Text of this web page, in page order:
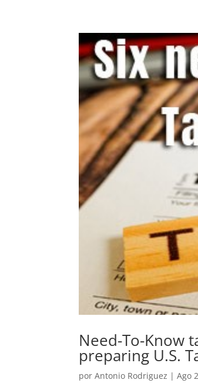
Need-To-Know
preparing U.S.
porAntonio Rodriguez |Ago